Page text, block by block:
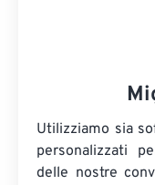
Utilizziamo sia
personalizzati
delle nostre